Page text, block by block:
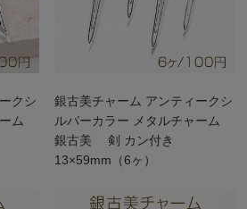
クシ
ム
銀古美チャーム アンティークシ
ルバーカラー メタルチャーム
銀古美 剣 カン付き
13×59mm（6ヶ）